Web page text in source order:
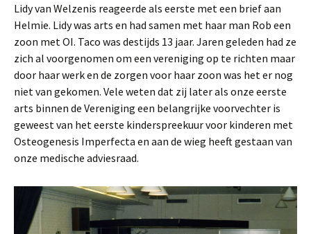
Lidy van Welzenis reageerde als eerste met een brief aan
Helmie. Lidy was arts en had samen met haar man Rob een
zoon met OI. Taco was destijds 13 jaar. Jaren geleden had ze
zich al voorgenomen om een vereniging op te richten maar
door haar werk en de zorgen voor haar zoon was het er nog
niet van gekomen. Vele weten dat zij later als onze eerste
arts binnen de Vereniging een belangrijke voorvechter is
geweest van het eerste kinderspreekuur voor kinderen met
Osteogenesis Imperfecta en aan de wieg heeft gestaan van
onze medische adviesraad.